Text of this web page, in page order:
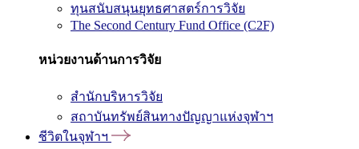
ทุนสนับสนุนยุทธศาสตร์การวิจัย
The Second Century Fund Office (C2F)
หน่วยงานด้านการวิจัย
สำนักบริหารวิจัย
สถาบันทรัพย์สินทางปัญญาแห่งจุฬาฯ
ชีวิตในจุฬาฯ